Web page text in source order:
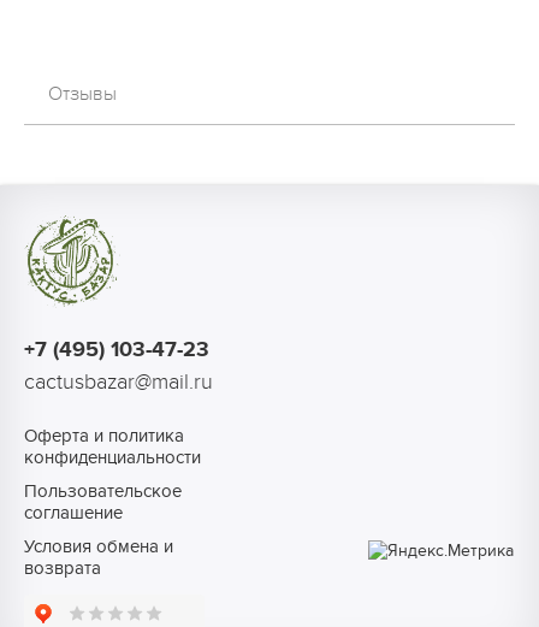
Отзывы
+7 (495) 103-47-23
cactusbazar@mail.ru
Оферта и политика
конфиденциальности
Пользовательское
соглашение
Условия обмена и
возврата